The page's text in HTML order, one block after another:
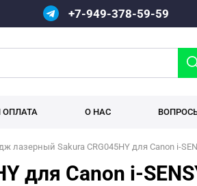
+7-949-378-59-59
ОПЛАТА О НАС
лазерный Sakura CRG045HY для Canon i-
для Canon i-